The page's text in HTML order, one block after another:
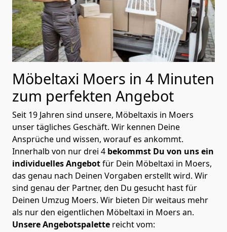
Möbeltaxi Moers in 4 Minuten
zum perfekten Angebot
Seit 19 Jahren sind unsere, Möbeltaxis in Moers
unser tägliches Geschäft. Wir kennen Deine
Ansprüche und wissen, worauf es ankommt.
Innerhalb von nur drei 4 bekommst Du von uns ein
individuelles Angebotfür Dein Möbeltaxi in Moers,
das genau nach Deinen Vorgaben erstellt wird. Wir
sind genau der Partner, den Du gesucht hast für
Deinen Umzug Moers. Wir bieten Dir weitaus mehr
als nur den eigentlichen Möbeltaxi in Moers an.
Unsere Angebotspalette reicht vom: